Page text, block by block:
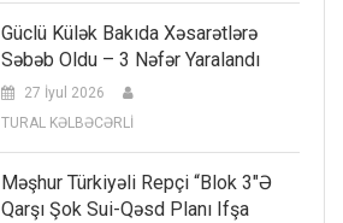
Güclü Külək Bakıda Xəsarətlərə
Səbəb Oldu – 3 Nəfər Yaralandı
27 İyul 2026
TURAL KƏLBƏCƏRLİ
Məşhur Türkiyəli Repçi “Blok 3″ə
Qarşı Şok Sui-Qəsd Planı Ifşa